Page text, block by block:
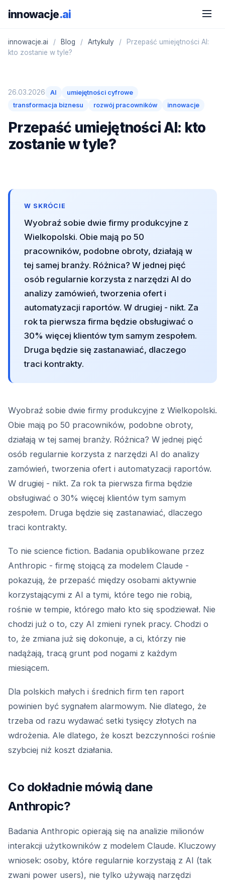
innowacje.ai
innowacje.ai / Blog / Artykuly /
Przepaść umiejętności AI:
kto zostanie w tyle?
26.03.2026 AI
umiejętności cyfrowe
transformacja biznesu
rozwój pracowników innowacje
Przepaść umiejętności AI: kto
zostanie w tyle?
W SKRÓCIE
Wyobraź sobie dwie firmy produkcyjne z
Wielkopolski. Obie mają po 50
pracowników, podobne obroty, działają w
tej samej branży. Różnica? W jednej pięć
osób regularnie korzysta z narzędzi AI do
analizy zamówień, tworzenia ofert i
automatyzacji raportów. W drugiej - nikt. Za
rok ta pierwsza firma będzie obsługiwać o
30% więcej klientów tym samym zespołem.
Druga będzie się zastanawiać, dlaczego
traci kontrakty.
Wyobraź sobie dwie firmy produkcyjne z Wielkopolski.
Obie mają po 50 pracowników, podobne obroty,
działają w tej samej branży. Różnica? W jednej pięć
osób regularnie korzysta z narzędzi AI do analizy
zamówień, tworzenia ofert i automatyzacji raportów.
W drugiej - nikt. Za rok ta pierwsza firma będzie
obsługiwać o 30% więcej klientów tym samym
zespołem. Druga będzie się zastanawiać, dlaczego
traci kontrakty.
To nie science fiction. Badania opublikowane przez
Anthropic - firmę stojącą za modelem Claude -
pokazują, że przepaść między osobami aktywnie
korzystającymi z AI a tymi, które tego nie robią,
rośnie w tempie, którego mało kto się spodziewał. Nie
chodzi już o to, czy AI zmieni rynek pracy. Chodzi o
to, że zmiana już się dokonuje, a ci, którzy nie
nadążają, tracą grunt pod nogami z każdym
miesiącem.
Dla polskich małych i średnich firm ten raport
powinien być sygnałem alarmowym. Nie dlatego, że
trzeba od razu wydawać setki tysięcy złotych na
wdrożenia. Ale dlatego, że koszt bezczynności rośnie
szybciej niż koszt działania.
Co dokładnie mówią dane
Anthropic?
Badania Anthropic opierają się na analizie milionów
interakcji użytkowników z modelem Claude. Kluczowy
wniosek: osoby, które regularnie korzystają z AI (tak
zwani power users), nie tylko używają narzędzi